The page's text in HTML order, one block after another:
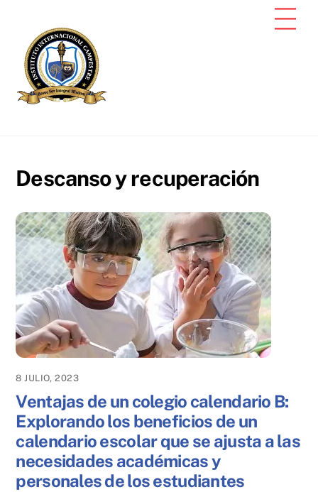
content
Descanso y recuperación
8 JULIO, 2023
Ventajas de un colegio calendario B:
Explorando los beneficios de un
calendario escolar que se ajusta a las
necesidades académicas y
personales de los estudiantes